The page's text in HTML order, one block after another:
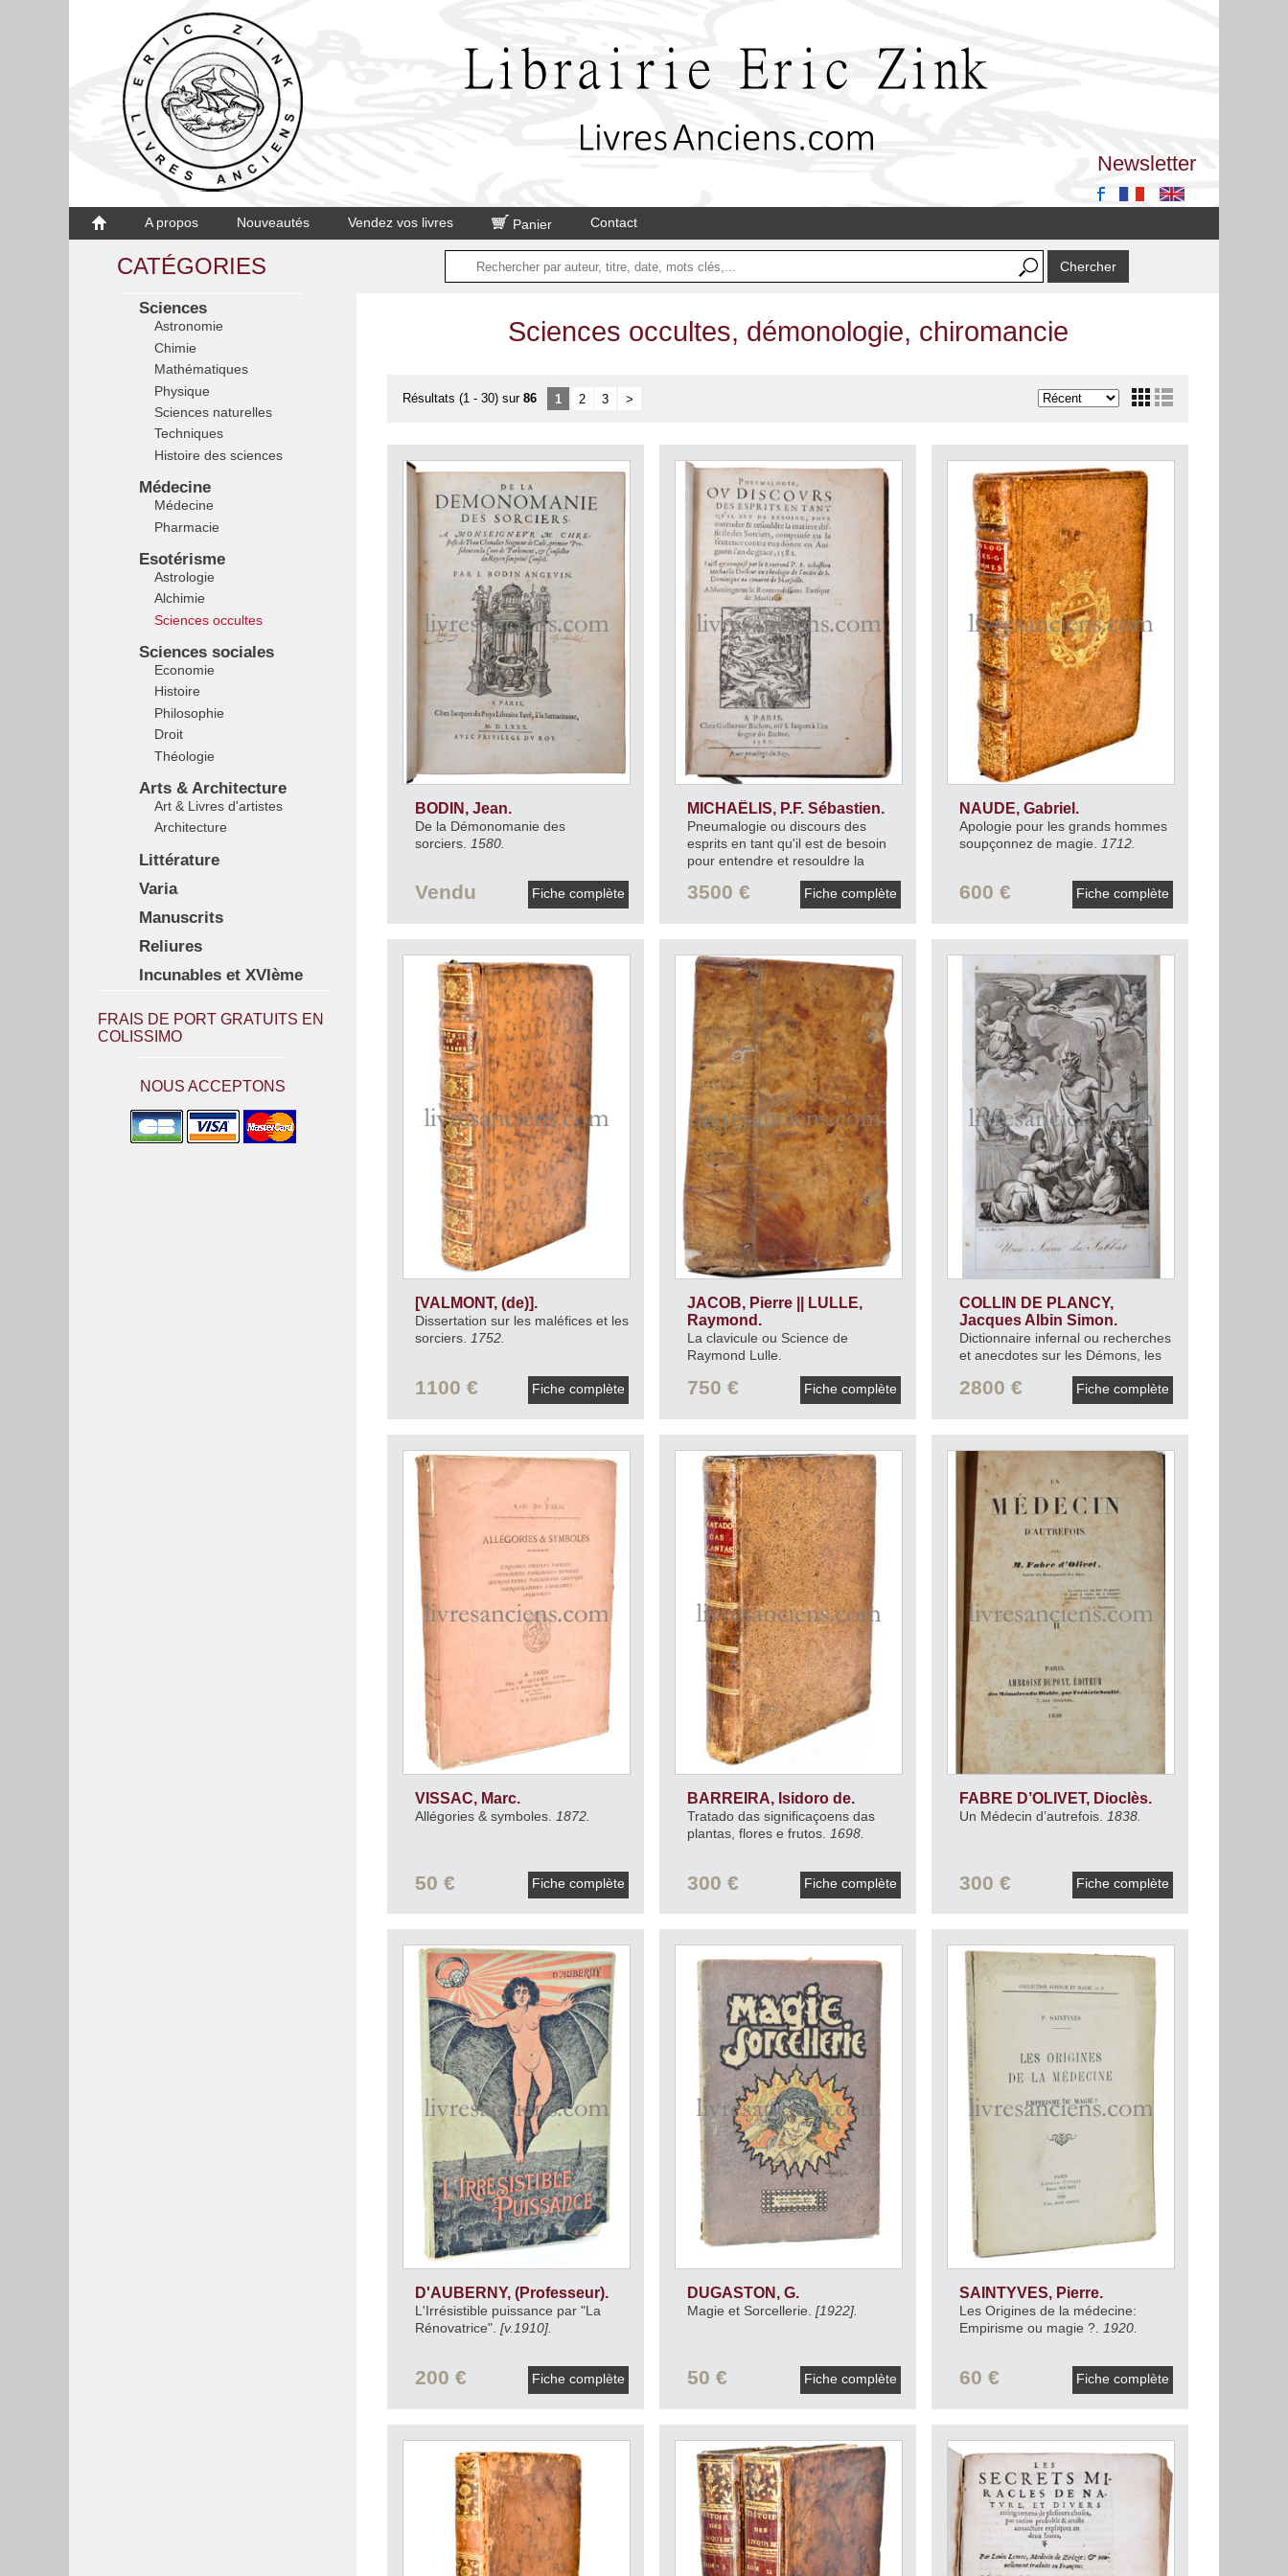
Newsletter
A propos Nouveautés Vendez vos livres Panier Contact
CATÉGORIES
Sciences
Astronomie
Chimie
Mathématiques
Physique
Sciences naturelles
Techniques
Histoire des sciences
Médecine
Médecine
Pharmacie
Esotérisme
Astrologie
Alchimie
Sciences occultes
Sciences sociales
Economie
Histoire
Philosophie
Droit
Théologie
Arts & Architecture
Art & Livres d'artistes
Architecture
Littérature
Varia
Manuscrits
Reliures
Incunables et XVIème
FRAIS DE PORT GRATUITS EN
COLISSIMO
NOUS ACCEPTONS
Sciences occultes, démonologie, chiromancie
Résultats (1 - 30) sur 86 1 2 3 >
BODIN, Jean.
De la Démonomanie des
sorciers.
1580.
Vendu Fiche complète
MICHAËLIS, P.F. Sébastien.
Pneumalogie ou discours des
esprits en tant qu'il est de besoin
pour entendre et resouldre la
matiere difficile des sorciers.1587.
3500 € Fiche complète
NAUDE, Gabriel.
Apologie pour les grands hommes
soupçonnez de magie.
1712.
600 € Fiche complète
[VALMONT, (de)].
Dissertation sur les maléfices et les
sorciers. 1752.
1100 € Fiche complète
JACOB, Pierre || LULLE,
Raymond.
La clavicule ou Science de
Raymond Lulle.
Avec toutes les figures de
Rhétorique par le Sieur Jacob et la
vie du même Raymond Lulle, par
Monsieur Colletet.1647.
750 € Fiche complète
COLLIN DE PLANCY,
Jacques Albin Simon.
Dictionnaire infernal ou recherches
et anecdotes sur les Démons, les
2800 € Fiche complète
VISSAC, Marc.
Allégories & symboles. 1872.
50 € Fiche complète
BARREIRA, Isidoro de.
Tratado das significaçoens das
plantas, flores e frutos.
1698.
300 € Fiche complète
FABRE D’OLIVET, Dioclès.
Un Médecin d’autrefois. 1838.
300 € Fiche complète
D'AUBERNY, (Professeur).
L'Irrésistible puissance par "La
Rénovatrice". [v.1910].
200 € Fiche complète
DUGASTON, G.
Magie et Sorcellerie. [1922].
50 € Fiche complète
SAINTYVES, Pierre.
Les Origines de la médecine:
Empirisme ou magie ?. 1920.
60 € Fiche complète